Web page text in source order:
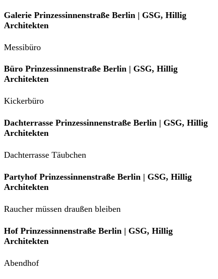
Galerie Prinzessinnenstraße Berlin | GSG, Hillig
Architekten
Messibüro
Büro Prinzessinnenstraße Berlin | GSG, Hillig
Architekten
Kickerbüro
Dachterrasse Prinzessinnenstraße Berlin | GSG, Hillig
Architekten
Dachterrasse Täubchen
Partyhof Prinzessinnenstraße Berlin | GSG, Hillig
Architekten
Raucher müssen draußen bleiben
Hof Prinzessinnenstraße Berlin | GSG, Hillig
Architekten
Abendhof